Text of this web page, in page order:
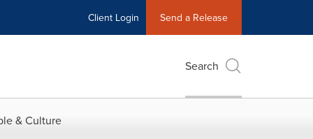
Client Login Send a Release
Search
& Culture